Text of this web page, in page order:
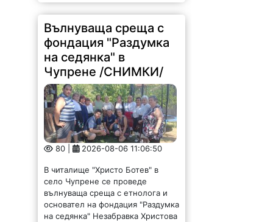
Вълнуваща среща с
фондация "Раздумка
на седянка" в
Чупрене /СНИМКИ/
80 | 2026-08-06 11:06:50
В читалище "Христо Ботев" в
село Чупрене се проведе
вълнуваща среща с етнолога и
основател на фондация "Раздумка
на седянка" Незабравка Христова